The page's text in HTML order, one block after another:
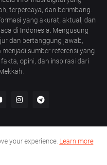
terpercaya, dan berimbang.
yang akurat, aktual, dan
di Indonesia. Mengusung
dan bertanggung jawab,
sumber referensi yang
opini, dan inspirasi dari
Policy Contact Us
your experience. Learn more